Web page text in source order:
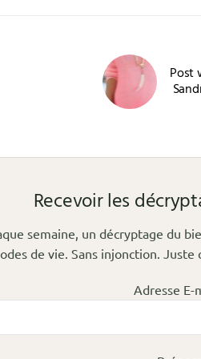
Post
Recevoir les
semaine, un décryptage du
de vie. Sans injonction. Juste
Adresse E-